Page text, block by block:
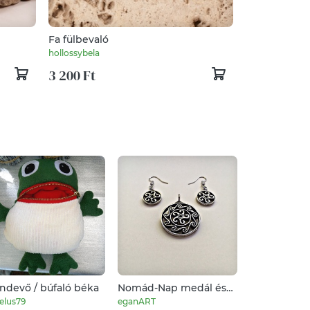
Fa fülbevaló
hollossybela
3 200 Ft
/ búfaló béka
Nomád-Nap medál és
fülbevaló szett
eganART